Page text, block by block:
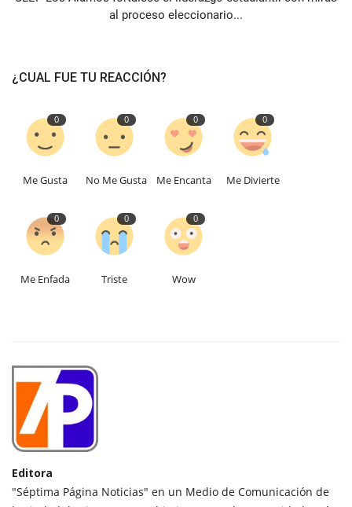
al proceso eleccionario...
¿CUAL FUE TU REACCIÓN?
0
Me Gusta
0
No Me Gusta
0
Me Encanta
0
Me Divierte
0
Me Enfada
0
Triste
0
Wow
Editora
"Séptima Página Noticias" en un Medio de Comunicación de